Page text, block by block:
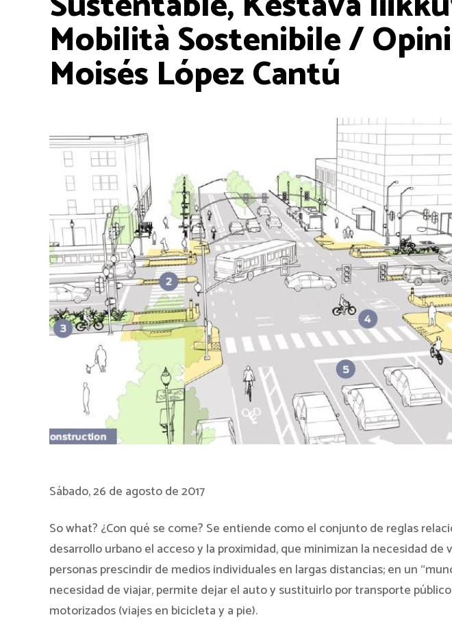
Mobilità Sostenibile /
Moisés López Cantú
Sábado, 26 de agosto de 2017
So what? ¿Con qué se come? Se entiende como el conjunto de reglas
desarrollo urbano el acceso y la proximidad, que minimizan la necesidad de
personas prescindir de medios individuales en largas distancias; en un
necesidad de viajar, permite dejar el auto y sustituirlo por transporte
motorizados (viajes en bicicleta y a pie).